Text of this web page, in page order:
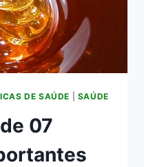
DE SAÚDE SAÚDE
07